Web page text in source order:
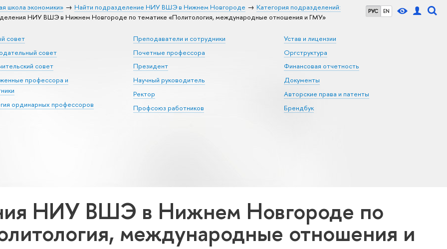
РУС EN
школа экономики» Найти подразделение НИУ ВШЭ в Нижнем Новгороде
Категория подразделений:
НИУ ВШЭ в Нижнем Новгороде по тематике «Политология, международные отношения и ГМУ»
совет
совет
совет
профессора и
ординарных профессоров
Преподаватели и сотрудники
Почетные профессора
Президент
Научный руководитель
Ректор
Профсоюз работников
Устав и лицензии
Оргструктура
Финансовая отчетность
Документы
Авторские права и патенты
Брендбук
НИУ ВШЭ в Нижнем Новгороде по
международные отношения и